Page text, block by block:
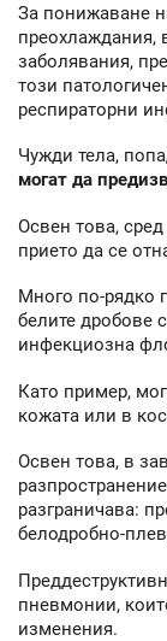
За понижаване
преохлаждания,
заболявания,
този
респираторни
Чужди тела,
могат да
Освен това,
прието да се
Много по-рядко
белите дробове
инфекциозна
Като пример,
кожата или в
Освен това, в
разграничава:
белодробно-
пневмонии,
изменения.